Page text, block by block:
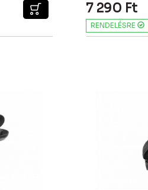
7 290 Ft
RENDELÉSRE